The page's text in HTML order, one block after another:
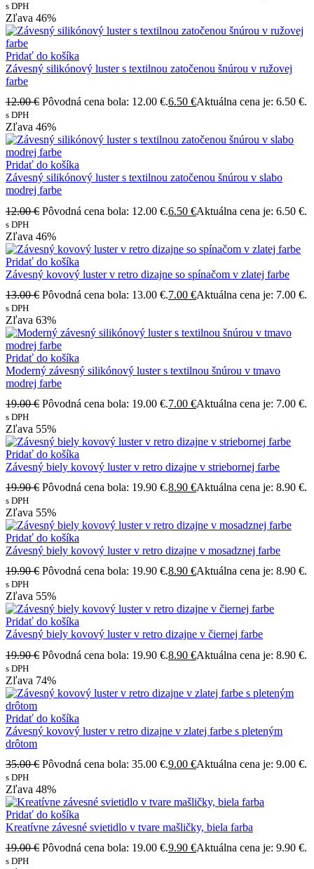
s DPH
Zľava 46%
Pridať do košíka
Závesný silikónový luster s textilnou zatočenou šnúrou v ružovej
farbe
12.00€ Pôvodná cena bola: 12.00 €.6.50 €Aktuálna cena je: 6.50 €.
s DPH
Zľava 46%
Pridať do košíka
Závesný silikónový luster s textilnou zatočenou šnúrou v slabo
modrej farbe
12.00€ Pôvodná cena bola: 12.00 €.6.50 €Aktuálna cena je: 6.50 €.
s DPH
Zľava 46%
Pridať do košíka
Závesný kovový luster v retro dizajne so spínačom v zlatej farbe
13.00€ Pôvodná cena bola: 13.00 €.7.00 €Aktuálna cena je: 7.00 €.
s DPH
Zľava 63%
Pridať do košíka
Moderný závesný silikónový luster s textilnou šnúrou v tmavo
modrej farbe
19.00€ Pôvodná cena bola: 19.00 €.7.00 €Aktuálna cena je: 7.00 €.
s DPH
Zľava 55%
Pridať do košíka
Závesný biely kovový luster v retro dizajne v striebornej farbe
19.90€ Pôvodná cena bola: 19.90 €.8.90 €Aktuálna cena je: 8.90 €.
s DPH
Zľava 55%
Pridať do košíka
Závesný biely kovový luster v retro dizajne v mosadznej farbe
19.90€ Pôvodná cena bola: 19.90 €.8.90 €Aktuálna cena je: 8.90 €.
s DPH
Zľava 55%
Pridať do košíka
Závesný biely kovový luster v retro dizajne v čiernej farbe
19.90€ Pôvodná cena bola: 19.90 €.8.90 €Aktuálna cena je: 8.90 €.
s DPH
Zľava 74%
Pridať do košíka
Závesný kovový luster v retro dizajne v zlatej farbe s pleteným
drôtom
35.00€ Pôvodná cena bola: 35.00 €.9.00 €Aktuálna cena je: 9.00 €.
s DPH
Zľava 48%
Pridať do košíka
Kreatívne závesné svietidlo v tvare mašličky, biela farba
19.00€ Pôvodná cena bola: 19.00 €.9.90 €Aktuálna cena je: 9.90 €.
s DPH